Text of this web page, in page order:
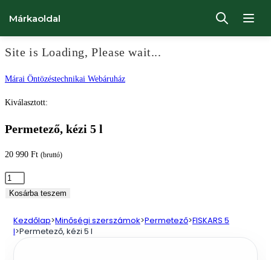
Site is Loading, Please wait...
Ugrás
Márai Öntözéstechnikai Webáruház
Márkaoldal
Kiválasztott:
Permetező, kézi 5 l
20 990 Ft (bruttó)
Permetező,
kézi
mennyiség
Kosárba teszem
Kezdőlap>Minőségi szerszámok>Permetező>FISKARS 5
l>Permetező, kézi 5 l